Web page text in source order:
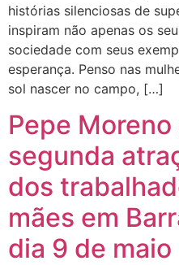
histórias silenciosas de
inspiram não apenas os
sociedade com seus
esperança. Penso nas
sol nascer no campo, […]
Pepe Moreno
segunda
dos
mães em
dia 9 de maio